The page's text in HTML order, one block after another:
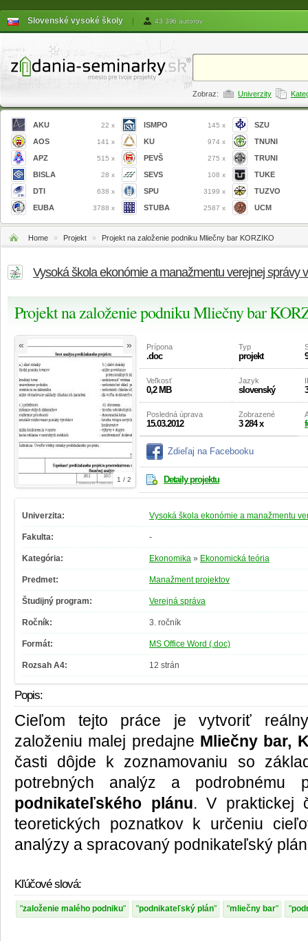
Slovenské vysoké školy | 43 396 autorov
Zobraz: Univerzity
AKU 22 x
AOS 141 x
APZ 515 x
BISLA 28 x
DTI 638 x
EUBA 3788 x
ISMPO 145 x
KU 974 x
PEVŠ 275 x
SEVS 108 x
SPU 3199 x
STUBA 2587 x
SZU
TNUNI
TRUNI
TUKE
TUZVO
UCM
Home » Projekt » Projekt na založenie podniku Mliečny bar KORZIKO
Vysoká škola ekonómie a manažmentu verejnej správy
Projekt na založenie podniku Mliečny bar
1 / 2
« » Prípona
.doc
Typ
projekt
Veľkosť
0,2 MB
Jazyk
slovenský
Posledná úprava
15.03.2012
Zobrazené
3 284 x
Zdieľaj na Facebooku
Detaily projektu
Univerzita: Vysoká škola ekonómie a manažmentu
Fakulta: -
Kategória: Ekonomika » Ekonomická teória
Predmet: Manažment projektov
Študijný program: Verejná správa
Ročník: 3. ročník
Formát: MS Office Word (.doc)
Rozsah A4: 12 strán
Popis:
Cieľom tejto práce je vytvoriť
založeniu malej predajne Mliečny bar,
časti dôjde k zoznamovaniu so
potrebných analýz a podrobnému
podnikateľského plánu. V praktickej
teoretických poznatkov k určeniu
analýzy a spracovaný podnikateľský
Kľúčové slová:
založenie malého podniku podnikateľský plán mliečny bar